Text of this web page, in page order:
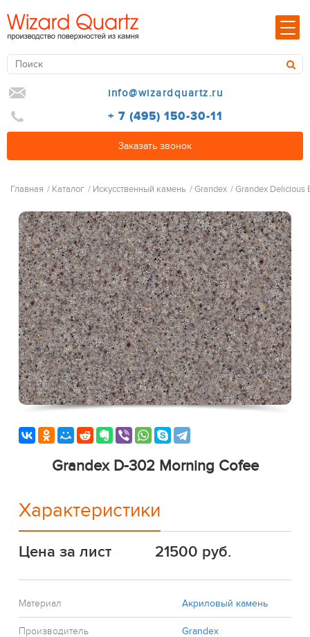
info@wizardquartz.ru
+ 7 (495) 150-30-11
Заказать звонок
Главная / Каталог / Искусственный камень /Grandex /Grandex Delicious
Grandex D-302 Morning Cofee
Характеристики
Цена за лист 21500 руб.
Материал Акриловый камень
Производитель Grandex